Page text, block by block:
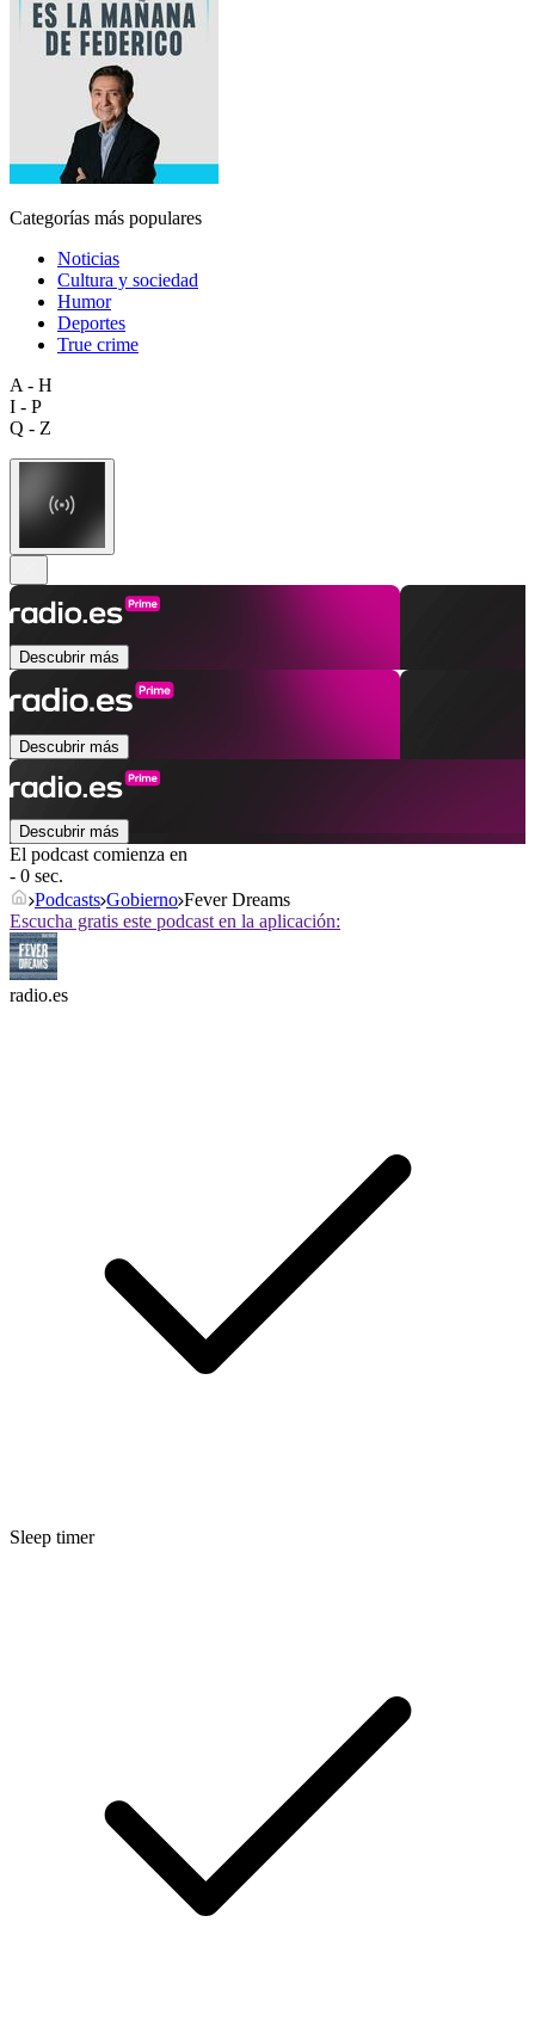
Categorías más populares
Noticias
Cultura y sociedad
Humor
Deportes
True crime
A - H
I - P
Q - Z
Descubrir más
Descubrir más
Descubrir más
El podcast comienza en
- 0 sec.
Podcasts Gobierno Fever Dreams
Escucha gratis este podcast en la aplicación:
radio.es
Sleep timer